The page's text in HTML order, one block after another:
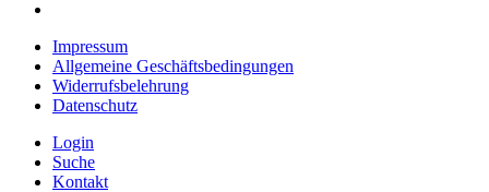
Impressum
Allgemeine Geschäftsbedingungen
Widerrufsbelehrung
Datenschutz
Login
Suche
Kontakt